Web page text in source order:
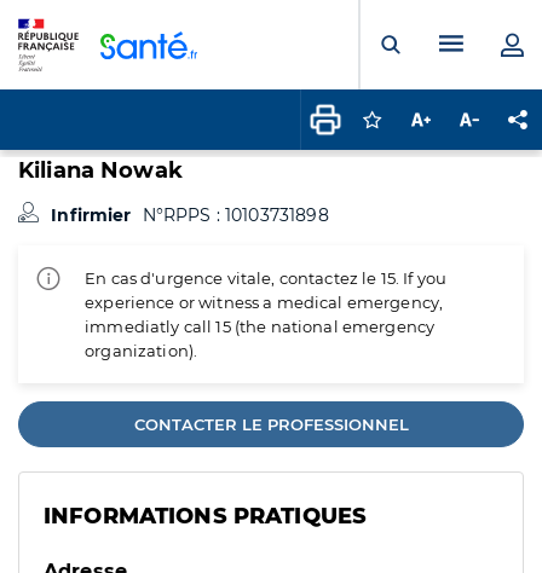
Ouvrir laMenu
Connectez-vous
Augmenter la
Kiliana Nowak
Infirmier N°RPPS : 10103731898
En cas d'urgence vitale, contactez le 15. If you
experience or witness a medical emergency,
immediatly call 15 (the national emergency
organization).
CONTACTER LE PROFESSIONNEL
INFORMATIONS PRATIQUES